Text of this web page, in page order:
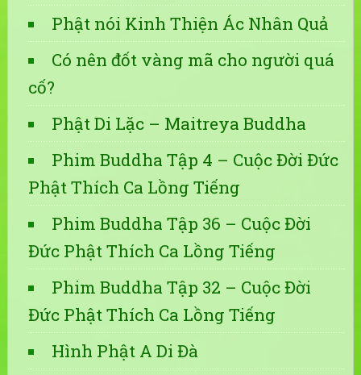
Phật nói Kinh Thiện Ác Nhân Quả
Có nên đốt vàng mã cho người quá
cố?
Phật Di Lặc – Maitreya Buddha
Phim Buddha Tập 4 – Cuộc Đời Đức
Phật Thích Ca Lồng Tiếng
Phim Buddha Tập 36 – Cuộc Đời
Đức Phật Thích Ca Lồng Tiếng
Phim Buddha Tập 32 – Cuộc Đời
Đức Phật Thích Ca Lồng Tiếng
Hình Phật A Di Đà